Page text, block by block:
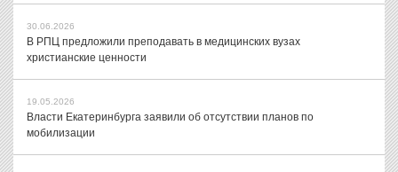
30.06.2026
В РПЦ предложили преподавать в медицинских вузах
христианские ценности
19.05.2026
Власти Екатеринбурга заявили об отсутствии планов по
мобилизации